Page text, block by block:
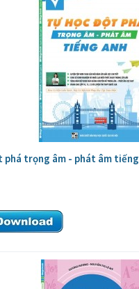
phá trọng âm - phát âm